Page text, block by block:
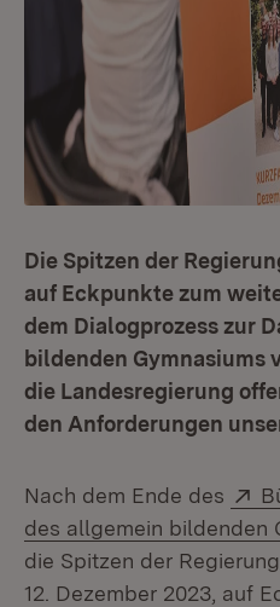
Die Spitzen der
auf Eckpunkte zum
dem Dialogprozess zur
bildenden Gymnasiums
die Landesregierung
den Anforderungen
Nach dem Ende des
des allgemein bildenden
die Spitzen der
12. Dezember 2023, auf